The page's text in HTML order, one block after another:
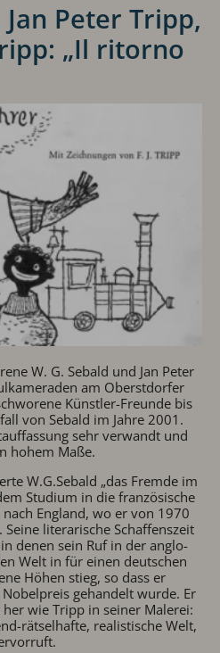
Jan Peter Tripp,
„Il ritorno
W. G. Sebald und Jan Peter
am Oberstdorfer
Künstler-Freunde bis
von Sebald im Jahre 2001.
sehr verwandt und
hohem Maße.
W.G.Sebald „das Fremde im
Studium in die französische
England, wo er von 1970
literarische Schaffenszeit
denen sein Ruf in der anglo-
Welt in für einen deutschen
Höhen stieg, so dass er
gehandelt wurde. Er
wie Tripp in seiner Malerei:
rätselhafte, realistische Welt,